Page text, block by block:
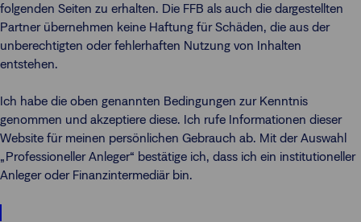
folgenden Seiten zu erhalten. Die FFB als auch die dargestellten
Partner übernehmen keine Haftung für Schäden, die aus der
unberechtigten oder fehlerhaften Nutzung von Inhalten
entstehen.
Ich habe die oben genannten Bedingungen zur Kenntnis
genommen und akzeptiere diese. Ich rufe Informationen dieser
Website für meinen persönlichen Gebrauch ab. Mit der Auswahl
„Professioneller Anleger“ bestätige ich, dass ich ein institutioneller
Anleger oder Finanzintermediär bin.